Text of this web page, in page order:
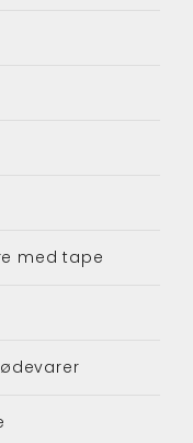
med tape